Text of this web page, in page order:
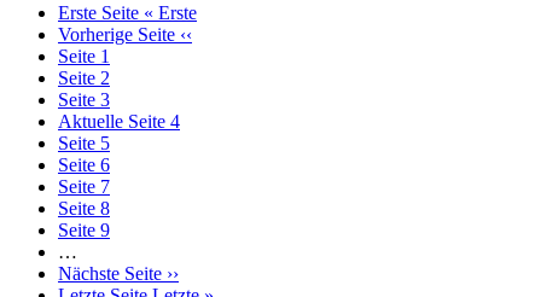
Erste Seite « Erste
Vorherige Seite ‹‹
Seite 1
Seite 2
Seite 3
Aktuelle Seite 4
Seite 5
Seite 6
Seite 7
Seite 8
Seite 9
…
Nächste Seite ››